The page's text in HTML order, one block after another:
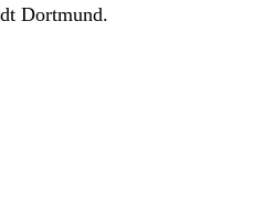
Dortmund.